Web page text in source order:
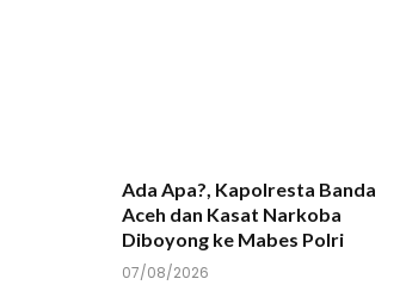
Ada Apa?, Kapolresta Banda
Aceh dan Kasat Narkoba
Diboyong ke Mabes Polri
07/08/2026